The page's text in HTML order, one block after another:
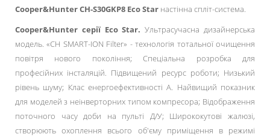
Cooper&Hunter CH-S30GKP8 Eco Star настінна спліт-система.
Cooper&Hunter серії Eco Star. Ультрасучасна дизайнерська
модель. «CH SMART-ION Filter» - технологія тотальної очищення
повітря нового покоління; Спеціальна розробка для
професійних інсталяцій. Підвищений ресурс роботи; Низький
рівень шуму; Клас енергоефективності А. Найвищий показник
для моделей з неінверторних типом компресора; Відображення
поточного часу доби на пульті Д/У; Ширококутові жалюзі,
створюють охоплення всього об'єму приміщення в режимі